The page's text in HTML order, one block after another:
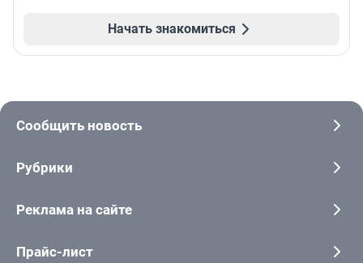
Начать знакомиться
Сообщить новость
Рубрики
Реклама на сайте
Прайс-лист